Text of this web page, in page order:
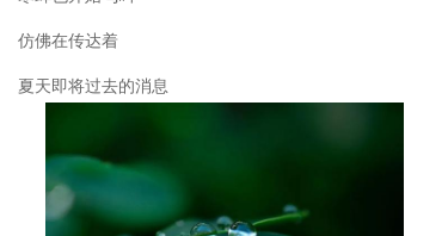
仿佛在传达着
夏天即将过去的消息